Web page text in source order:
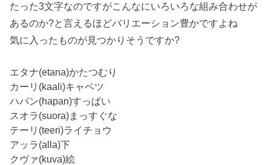
たった3文字なのですがこんなにいろいろな組み合わせが
あるのか?と言えるほどバリエーション豊かですよね
気に入ったものが見つかりそうですか?
エタナ(etana)かたつむり
カーリ(kaali)キャベツ
ハパン(hapan)すっぱい
スオラ(suora)まっすぐな
テーリ(teeri)ライチョウ
アッラ(alla)下
クヴァ(kuva)絵